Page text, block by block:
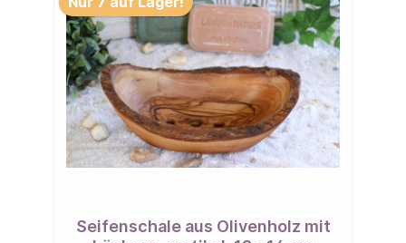
Seifenschale aus Olivenholz mit